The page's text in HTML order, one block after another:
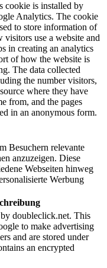
cookie is installed by
Analytics. The cookie
to store information of
visitors use a website and
in creating an analytics
of how the website is
The data collected
the number visitors,
where they have
from, and the pages
in an anonymous form.
Besuchern relevante
anzuzeigen. Diese
Webseiten hinweg
Werbung
doubleclick.net. This
to make advertising
and are stored under
an encrypted